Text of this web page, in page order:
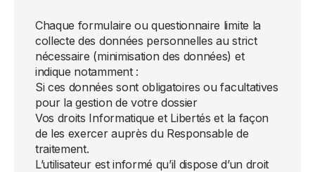
Chaque formulaire ou questionnaire limite la
collecte des données personnelles au strict
nécessaire (minimisation des données) et
indique notamment :
Si ces données sont obligatoires ou facultatives
pour la gestion de votre dossier
Vos droits Informatique et Libertés et la façon
de les exercer auprès du Responsable de
traitement.
L’utilisateur est informé qu’il dispose d’un droit